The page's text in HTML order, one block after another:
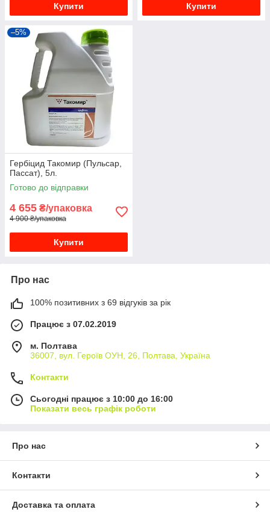
Купити Купити
–5%
Гербіцид Такомир (Пульсар,
Пассат), 5л.
Готово до відправки
4 655 ₴/упаковка
4 900 ₴/упаковка
Купити
Про нас
100% позитивних з 69 відгуків за рік
Працює з 07.02.2019
м. Полтава
36007, вул. Героїв ОУН, 26, Полтава, Україна
Контакти
Сьогодні працює з 10:00 до 16:00
Показати весь графік роботи
Про нас
Контакти
Доставка та оплата